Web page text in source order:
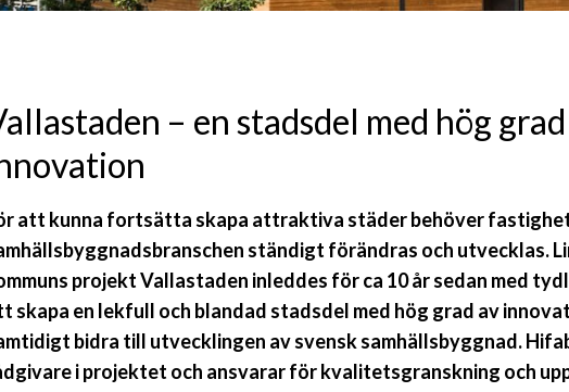
– en stadsdel med hög
att kunna fortsätta skapa attraktiva städer behöver
ständigt förändras och utvecklas.
projekt Vallastaden inleddes för ca 10 år sedan med
skapa en lekfull och blandad stadsdel med hög grad av
bidra till utvecklingen av svensk samhällsbyggnad.
i projektet och ansvarar för kvalitetsgranskning och